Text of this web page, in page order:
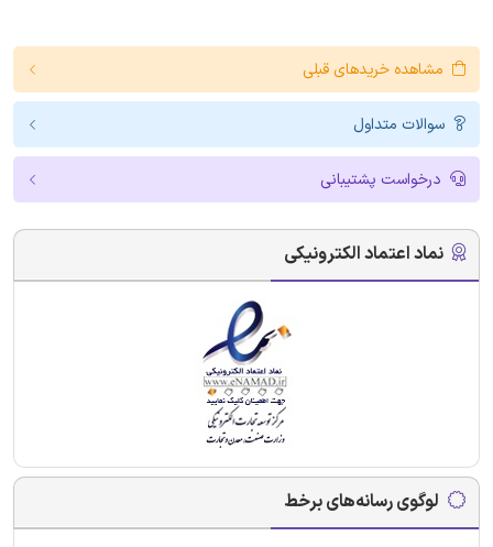
مشاهده خریدهای قبلی
سوالات متداول
درخواست پشتیبانی
نماد اعتماد الکترونیکی
لوگوی رسانه‌های برخط